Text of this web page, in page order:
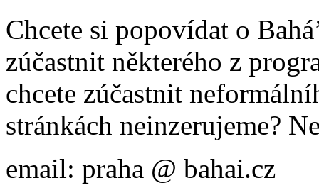
Chcete si popovídat o
zúčastnit některého z
chcete zúčastnit
stránkách neinzerujeme?
email: praha @ bahai.cz